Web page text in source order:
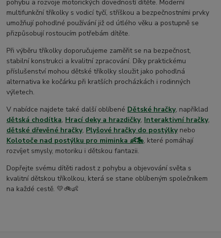
pohybu a rozvoje motorických dovedností dítěte. Moderní
multifunkční tříkolky s vodicí tyčí, stříškou a bezpečnostními prvky
umožňují pohodlné používání již od útlého věku a postupně se
přizpůsobují rostoucím potřebám dítěte.
Při výběru tříkolky doporučujeme zaměřit se na bezpečnost,
stabilní konstrukci a kvalitní zpracování. Díky praktickému
příslušenství mohou dětské tříkolky sloužit jako pohodlná
alternativa ke kočárku při kratších procházkách i rodinných
výletech.
V nabídce najdete také další oblíbené Dětské hračky, například
dětská chodítka, Hrací deky a hrazdičky, Interaktivní hračky,
dětské dřevěné hračky, Plyšové hračky do postýlkynebo
Kolotoče nad postýlku pro miminka 👶🎠, které pomáhají
rozvíjet smysly, motoriku i dětskou fantazii.
Dopřejte svému dítěti radost z pohybu a objevování světa s
kvalitní dětskou tříkolkou, která se stane oblíbeným společníkem
na každé cestě. 💛🚲👶